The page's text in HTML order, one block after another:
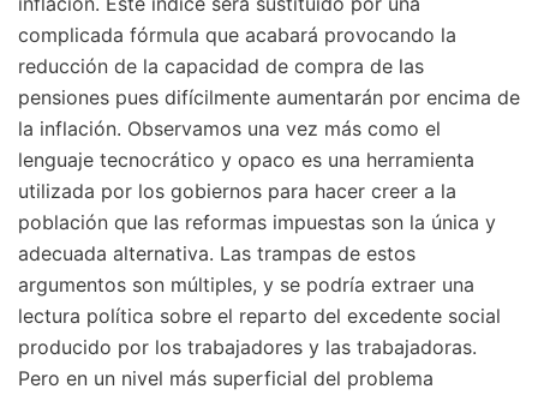
complicada fórmula que acabará provocando la
reducción de la capacidad de compra de las
pensiones pues difícilmente aumentarán por encima de
la inflación. Observamos una vez más como el
lenguaje tecnocrático y opaco es una herramienta
utilizada por los gobiernos para hacer creer a la
población que las reformas impuestas son la única y
adecuada alternativa. Las trampas de estos
argumentos son múltiples, y se podría extraer una
lectura política sobre el reparto del excedente social
producido por los trabajadores y las trabajadoras.
Pero en un nivel más superficial del problema